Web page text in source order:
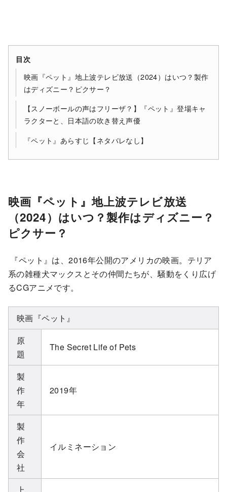
目次
映画『ペット』地上波テレビ放送（2024）はいつ？製作
はディズニー？ピクサー？
【スノーボールの声はフリーザ？】『ペット』登場キャ
ラクターと、日本語の吹き替え声優
『ペット』あらすじ【ネタバレなし】
映画『ペット』地上波テレビ放送
（2024）はいつ？製作はディズニー？
ピクサー？
『ペット』は、2016年公開のアメリカの映画。テリア
系の雑種犬マックスとその仲間たちが、騒動をくり広げ
るCGアニメです。
映画『ペット』
原
題
The Secret Life of Pets
製
作
年
2019年
製
作
会
社
イルミネーション